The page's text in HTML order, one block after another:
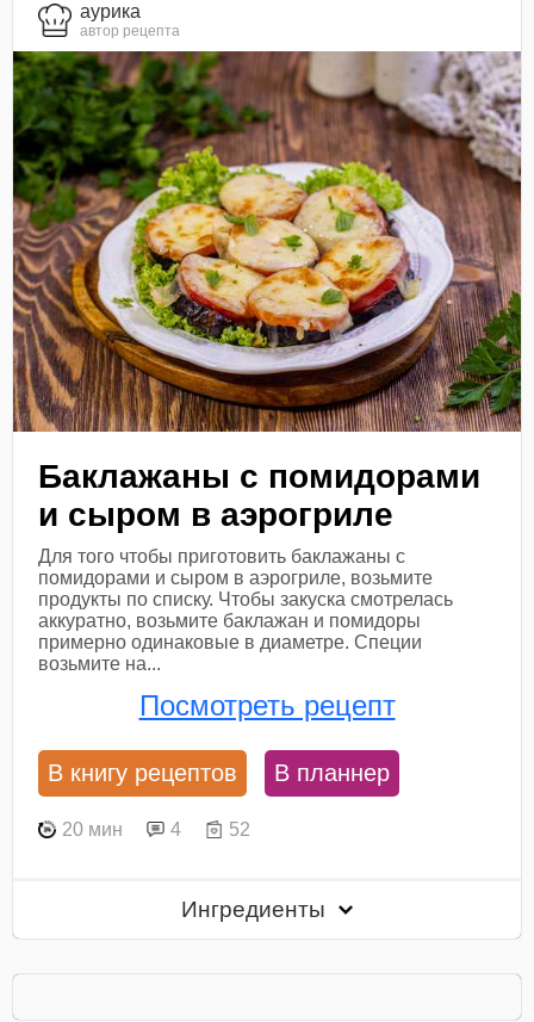
aурика
автор рецепта
Баклажаны с помидорами
и сыром в аэрогриле
Для того чтобы приготовить баклажаны с
помидорами и сыром в аэрогриле, возьмите
продукты по списку. Чтобы закуска смотрелась
аккуратно, возьмите баклажан и помидоры
примерно одинаковые в диаметре. Специи
возьмите на...
Посмотреть рецепт
В книгу рецептов В планнер
20 мин 4 52
Ингредиенты